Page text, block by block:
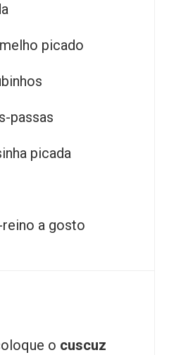
picado
passas
picada
a gosto
o cuscuz